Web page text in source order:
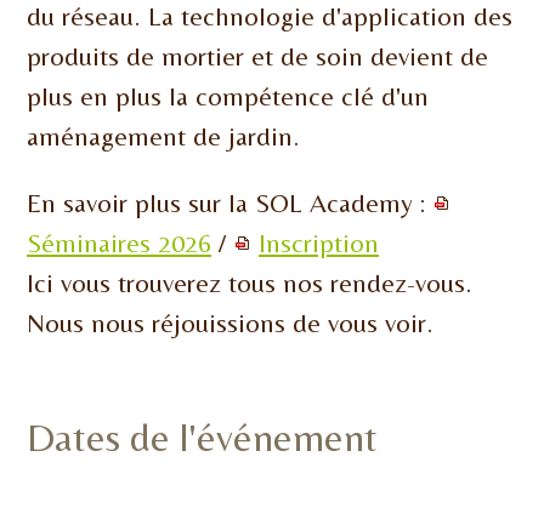
du réseau. La technologie d'application des
produits de mortier et de soin devient de
plus en plus la compétence clé d'un
aménagement de jardin.
En savoir plus sur la SOL Academy :
Séminaires 2026 /
Inscription
Ici vous trouverez tous nos rendez-vous.
Nous nous réjouissions de vous voir.
Dates de l'événement